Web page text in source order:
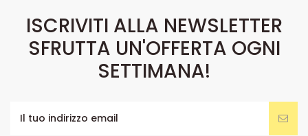
ISCRIVITI ALLA NEWSLETTER
SFRUTTA UN'OFFERTA OGNI
SETTIMANA!